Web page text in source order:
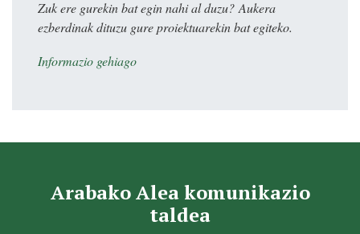
Zuk ere gurekin bat egin nahi al duzu? Aukera
ezberdinak dituzu gure proiektuarekin bat egiteko.
Informazio gehiago
Arabako Alea komunikazio
taldea